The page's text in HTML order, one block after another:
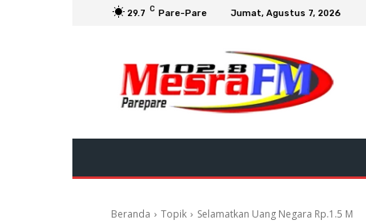
29.7 C Pare-Pare Jumat, Agustus 7, 2026
Beranda Topik Selamatkan Uang Negara Rp.1.5 M